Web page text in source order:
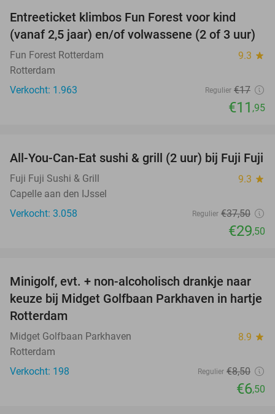
Entreeticket klimbos Fun Forest voor kind
(vanaf 2,5 jaar) en/of volwassene (2 of 3 uur)
Fun Forest Rotterdam 9.3 star
Rotterdam
Verkocht: 1.963
Regulier €17
€11 ,95
21%
All-You-Can-Eat sushi & grill (2 uur) bij Fuji Fuji
Fuji Fuji Sushi & Grill 9.3 star
Capelle aan den IJssel
Verkocht: 3.058
Regulier €37,50
€29,50
24%
Minigolf, evt. + non-alcoholisch drankje naar
keuze bij Midget Golfbaan Parkhaven in hartje
Rotterdam
Midget Golfbaan Parkhaven 8.9 star
Rotterdam
Verkocht: 198
Regulier €8,50
€6,50